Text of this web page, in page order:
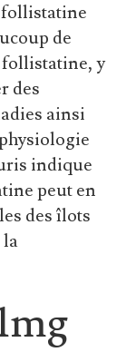
follistatine
de
follistatine, y
des
ainsi
indique
peut en
des îlots
la